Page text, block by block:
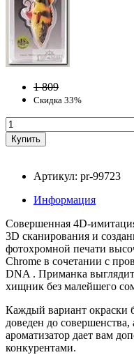
1 809
Скидка 33%
Артикул: pr-99723
Информация
Совершенная 4D-
3D сканирования и
фотохромной печати
Chrome в сочетании с
DNA . Приманка выглядит
хищник без малейшего
Каждый вариант окраски
доведен до
ароматизатор дает вам
конкурентами.